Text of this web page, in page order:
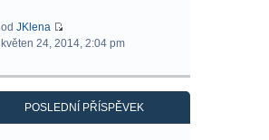
odJKlena
květen 24, 2014, 2:04 pm
POSLEDNÍ PŘÍSPĚVEK